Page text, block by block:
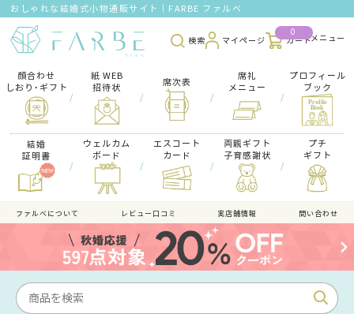
おしゃれな結婚式小物通販サイト｜FARBE ファルベ
検索 マイページ
0
カート
顔合わせ
しおり･ギフト
/
紙 WEB
招待状
/
席次表
/
席礼
メニュー
/
プロフィール
ブック
結婚
証明書
/
ウェルカム
ボード
/
エスコート
カード
/
両親ギフト
子育感謝状
/
プチ
ギフト
ファルべについて レビュー口コミ 実店舗情報 問い合わせ